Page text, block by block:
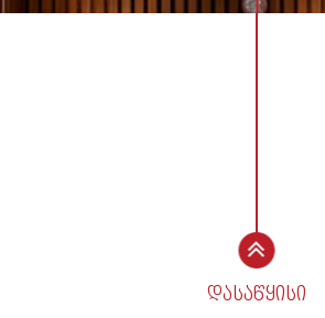
დასაწყისი